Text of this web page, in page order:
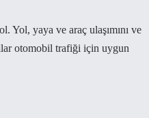
Yol, yaya ve araç ulaşımını ve
otomobil trafiği için uygun